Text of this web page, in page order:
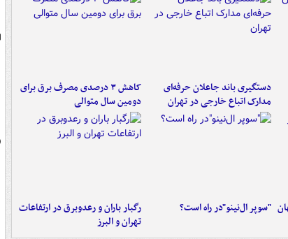
دستگیری باند جاعلان حرفه‌ای
مدارک اتباع خارجی در تهران
کاهش ۳ درصدی مصرف برق برای
دومین سال متوالی
"سوپر ال‌نینو"در راه است؟
رگبار باران و رعدوبرق در ارتفاعات
تهران و البرز